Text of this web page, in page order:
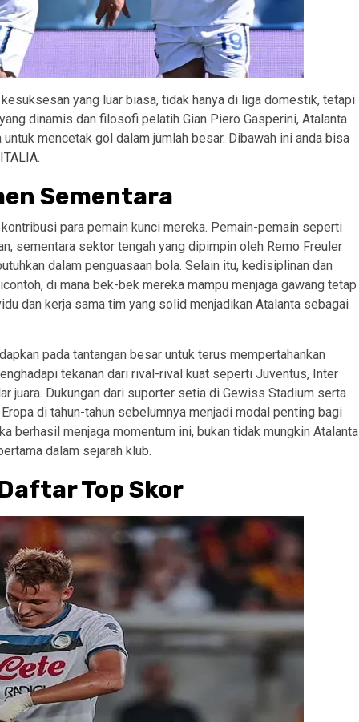
yang luar biasa, tidak hanya di liga domestik, tetapi
dinamis dan filosofi pelatih Gian Piero Gasperini, Atalanta
mencetak gol dalam jumlah besar. Dibawah ini anda bisa
.
Sementara
para pemain kunci mereka. Pemain-pemain seperti
sementara sektor tengah yang dipimpin oleh Remo Freuler
dalam penguasaan bola. Selain itu, kedisiplinan dan
di mana bek-bek mereka mampu menjaga gawang tetap
dan kerja sama tim yang solid menjadikan Atalanta sebagai
pada tantangan besar untuk terus mempertahankan
tekanan dari rival-rival kuat seperti Juventus, Inter
juara. Dukungan dari suporter setia di Gewiss Stadium serta
di tahun-tahun sebelumnya menjadi modal penting bagi
berhasil menjaga momentum ini, bukan tidak mungkin Atalanta
dalam sejarah klub.
Top Skor